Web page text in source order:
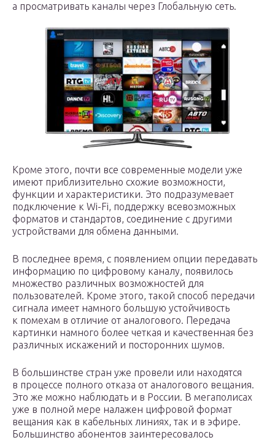
а просматривать каналы через Глобальную сеть.
Кроме этого, почти все современные модели уже
имеют приблизительно схожие возможности,
функции и характеристики. Это подразумевает
подключение к Wi-Fi, поддержку всевозможных
форматов и стандартов, соединение с другими
устройствами для обмена данными.
В последнее время, с появлением опции передавать
информацию по цифровому каналу, появилось
множество различных возможностей для
пользователей. Кроме этого, такой способ передачи
сигнала имеет намного большую устойчивость
к помехам в отличие от аналогового. Передача
картинки намного более четкая и качественная без
различных искажений и посторонних шумов.
В большинстве стран уже провели или находятся
в процессе полного отказа от аналогового вещания.
Это же можно наблюдать и в России. В мегаполисах
уже в полной мере налажен цифровой формат
вещания как в кабельных линиях, так и в эфире.
Большинство абонентов заинтересовалось